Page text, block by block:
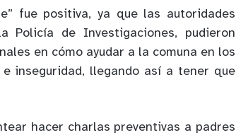
fue positiva, ya que las autoridades
Policía de Investigaciones, pudieron
en cómo ayudar a la comuna en los
inseguridad, llegando así a tener que
hacer charlas preventivas a padres